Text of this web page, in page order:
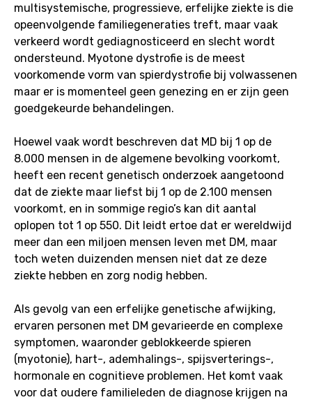
multisystemische, progressieve, erfelijke ziekte is die
opeenvolgende familiegeneraties treft, maar vaak
verkeerd wordt gediagnosticeerd en slecht wordt
ondersteund. Myotone dystrofie is de meest
voorkomende vorm van spierdystrofie bij volwassenen
maar er is momenteel geen genezing en er zijn geen
goedgekeurde behandelingen.
Hoewel vaak wordt beschreven dat MD bij 1 op de
8.000 mensen in de algemene bevolking voorkomt,
heeft een recent genetisch onderzoek aangetoond
dat de ziekte maar liefst bij 1 op de 2.100 mensen
voorkomt, en in sommige regio’s kan dit aantal
oplopen tot 1 op 550. Dit leidt ertoe dat er wereldwijd
meer dan een miljoen mensen leven met DM, maar
toch weten duizenden mensen niet dat ze deze
ziekte hebben en zorg nodig hebben.
Als gevolg van een erfelijke genetische afwijking,
ervaren personen met DM gevarieerde en complexe
symptomen, waaronder geblokkeerde spieren
(myotonie), hart-, ademhalings-, spijsverterings-,
hormonale en cognitieve problemen. Het komt vaak
voor dat oudere familieleden de diagnose krijgen na